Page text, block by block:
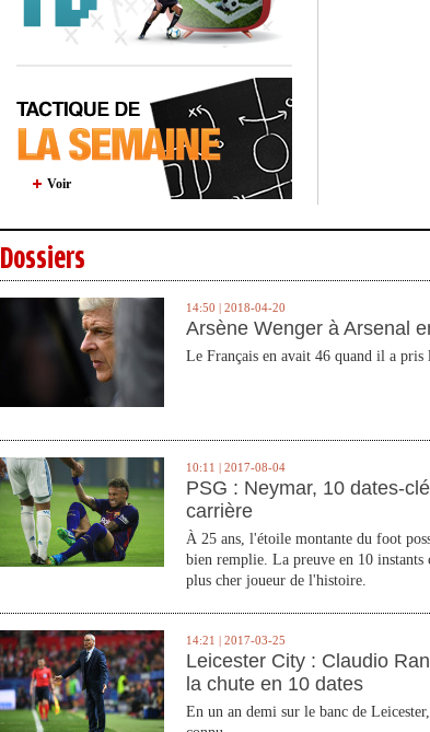
Voir
Dossiers
14:50 | 2018-04-20
Arsène Wenger à Arsenal
Le Français en avait 46 quand il a pris
10:11 | 2017-08-04
PSG : Neymar, 10 dates-
carrière
À 25 ans, l'étoile montante du foot
bien remplie. La preuve en 10 instants
plus cher joueur de l'histoire.
14:21 | 2017-03-25
Leicester City : Claudio
la chute en 10 dates
En un an demi sur le banc de